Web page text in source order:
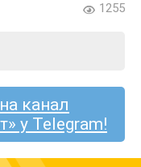
1255
канал
у Telegram!